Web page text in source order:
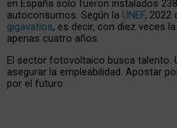
en España solo fueron instalados
autoconsumos. Según la UNEF, 2022
gigavatios, es decir, con diez veces
apenas cuatro años.
El sector fotovoltaico busca talento.
asegurar la empleabilidad. Apostar
por el futuro.